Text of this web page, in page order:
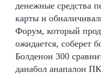
денежные средства
карты и
Форум, который
ожидается, соберет
Болденон 300
данабол анапалон